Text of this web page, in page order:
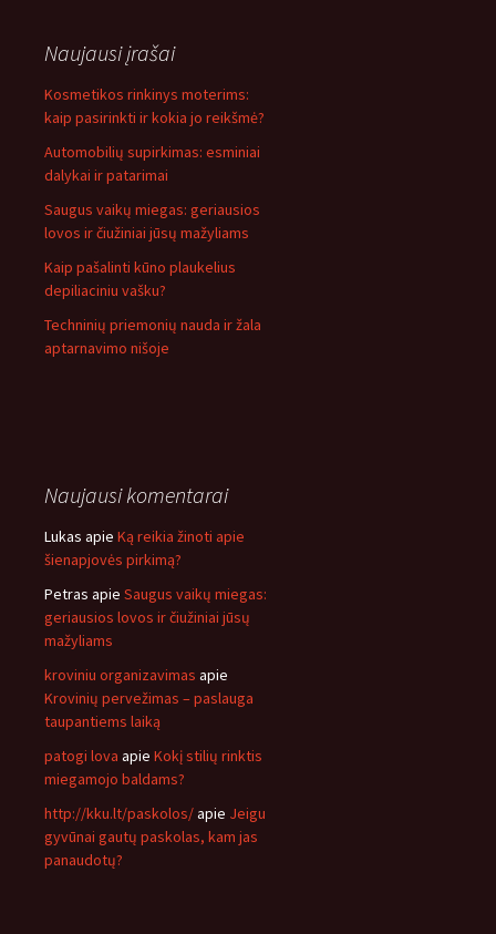
Naujausi įrašai
Kosmetikos rinkinys moterims:
kaip pasirinkti ir kokia jo reikšmė?
Automobilių supirkimas: esminiai
dalykai ir patarimai
Saugus vaikų miegas: geriausios
lovos ir čiužiniai jūsų mažyliams
Kaip pašalinti kūno plaukelius
depiliaciniu vašku?
Techninių priemonių nauda ir žala
aptarnavimo nišoje
Naujausi komentarai
Lukas apie Ką reikia žinoti apie
šienapjovės pirkimą?
Petras apie Saugus vaikų miegas:
geriausios lovos ir čiužiniai jūsų
mažyliams
kroviniu organizavimas apie
Krovinių pervežimas – paslauga
taupantiems laiką
patogi lova apie Kokį stilių rinktis
miegamojo baldams?
http://kku.lt/paskolos/apie Jeigu
gyvūnai gautų paskolas, kam jas
panaudotų?